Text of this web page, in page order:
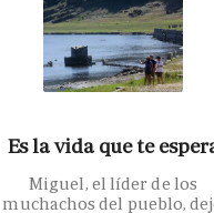
Es la vida que te
Miguel, el líder de los
muchachos del pueblo,